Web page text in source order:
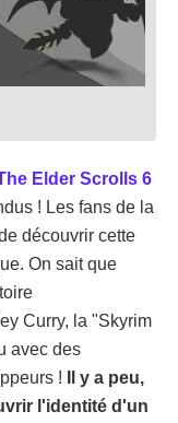
Elder Scrolls 6
! Les fans de la
découvrir cette
On sait que
Curry, la "Skyrim
avec des
!
Il y a peu,
l'identité d'un